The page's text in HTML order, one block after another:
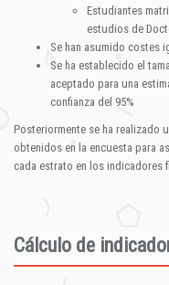
Estudiantes
estudios de
Se han asumido costes
Se ha establecido el
aceptado para una
confianza del 95%
Posteriormente se ha realizado
obtenidos en la encuesta para
cada estrato en los indicadores
Cálculo de